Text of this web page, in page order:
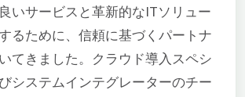
いサービスと革新的なITソリュー
るために、信頼に基づくパートナ
てきました。クラウド導入スペシ
システムインテグレーターのチー